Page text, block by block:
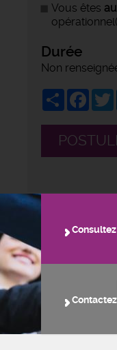
Vous êtes
Durée
Non
Share